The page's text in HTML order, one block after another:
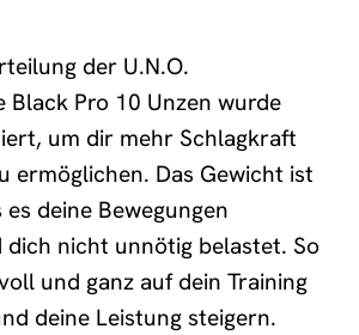
der U.N.O.
Black Pro 10 Unzen wurde
um dir mehr Schlagkraft
ermöglichen. Das Gewicht ist
deine Bewegungen
nicht unnötig belastet. So
und ganz auf dein Training
deine Leistung steigern.